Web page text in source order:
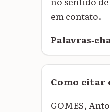
em contato.
Como citar
GOMES,